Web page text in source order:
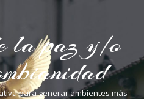
la paz y/o
para generar ambientes más